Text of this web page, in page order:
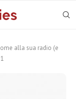
alla sua radio (e